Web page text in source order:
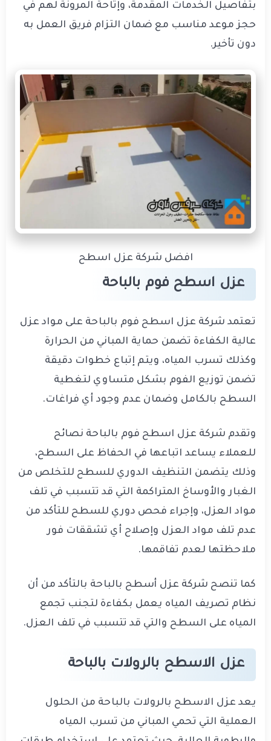
بتفاصيل الخدمات المقدمة، وإتاحة المرونة لهم في
حجز موعد مناسب مع ضمان التزام فريق العمل به
دون تأخير.
افضل شركة عزل اسطح
عزل اسطح فوم بالباحة
تعتمد شركة عزل اسطح فوم بالباحة على مواد عزل
عالية الكفاءة تضمن حماية المباني من الحرارة
وكذلك تسرب المياه، ويتم إتباع خطوات دقيقة
تضمن توزيع الفوم بشكل متساوي لتغطية
السطح بالكامل وضمان عدم وجود أي فراغات.
وتقدم شركة عزل اسطح فوم بالباحة نصائح
للعملاء يساعد اتباعها في الحفاظ على السطح،
وذلك يتضمن التنظيف الدوري للسطح للتخلص من
الغبار والأوساخ المتراكمة التي قد تتسبب في تلف
مواد العزل، وإجراء فحص دوري للسطح للتأكد من
عدم تلف مواد العزل وإصلاح أي تشققات فور
ملاحظتها لعدم تفاقمها.
كما تنصح شركة عزل أسطح بالباحة بالتأكد من أن
نظام تصريف المياه يعمل بكفاءة لتجنب تجمع
المياه على السطح والتي قد تتسبب في تلف العزل.
عزل الاسطح بالرولات بالباحة
يعد عزل الاسطح بالرولات بالباحة من الحلول
العملية التي تحمي المباني من تسرب المياه